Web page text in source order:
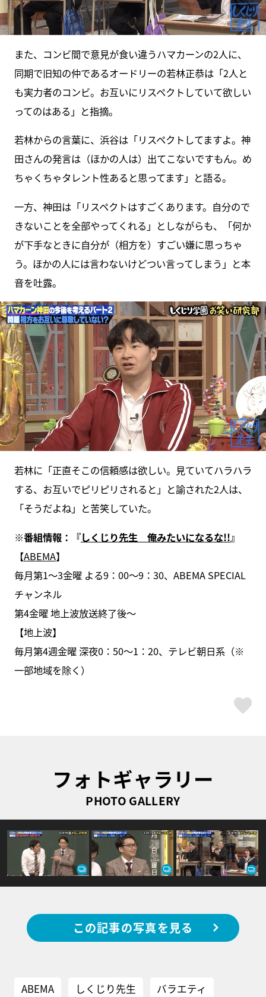
また、コンビ間で意見が食い違うハマカーンの2人に、
同期で旧知の仲であるオードリーの若林正恭は「2人と
も実力者のコンビ。お互いにリスペクトしていて欲しい
ってのはある」と指摘。
若林からの言葉に、浜谷は「リスペクトしてますよ。神
田さんの発言は（ほかの人は）出てこないですもん。め
ちゃくちゃタレント性あると思ってます」と語る。
一方、神田は「リスペクトはすごくあります。自分ので
きないことを全部やってくれる」としながらも、「何か
が下手なときに自分が（相方を）すごい嫌に思っちゃ
う。ほかの人には言わないけどつい言ってしまう」と本
音を吐露。
若林に「正直そこの信頼感は欲しい。見ていてハラハラ
する、お互いでピリピリされると」と諭された2人は、
「そうだよね」と苦笑していた。
※番組情報：『しくじり先生 俺みたいになるな!!』
【ABEMA】
毎月第1〜3金曜 よる9：00〜9：30、ABEMA SPECIAL
チャンネル
第4金曜 地上波放送終了後〜
【地上波】
毎月第4週金曜 深夜0：50～1：20、テレビ朝日系（※
一部地域を除く）
フォトギャラリー
PHOTO GALLERY
この記事の写真を見る
ABEMA しくじり先生 バラエティ